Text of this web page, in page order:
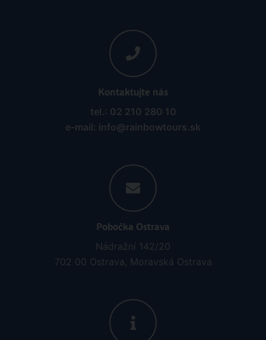
Kontaktujte nás
tel.: 02 210 280 10
e-mail: info@rainbowtours.sk
Pobočka Ostrava
Nádražní 142/20
702 00 Ostrava, Moravská Ostrava